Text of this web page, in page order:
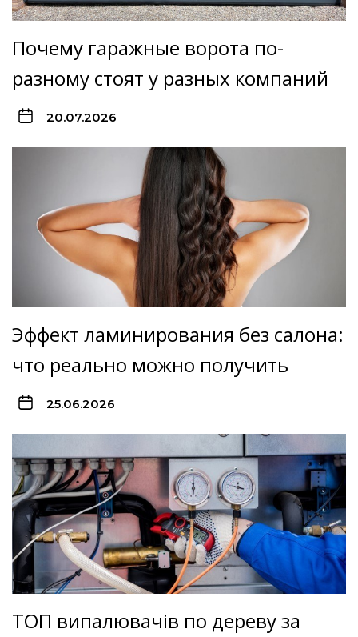
Почему гаражные ворота по-
разному стоят у разных компаний
20.07.2026
Эффект ламинирования без салона:
что реально можно получить
25.06.2026
ТОП випалювачів по дереву за